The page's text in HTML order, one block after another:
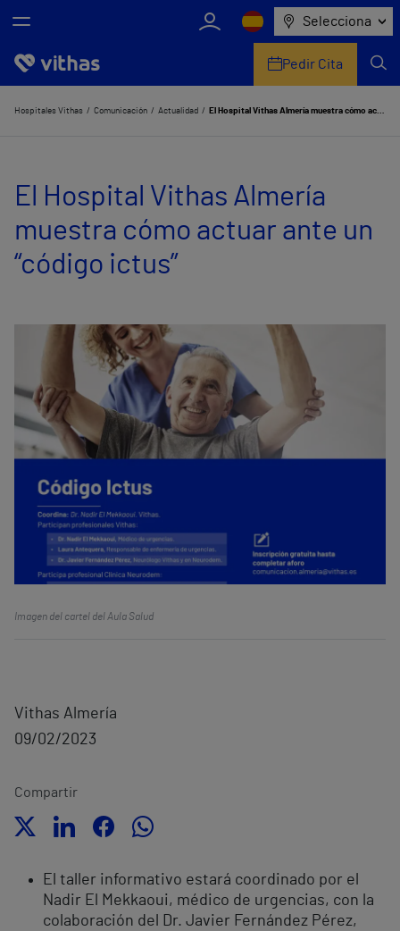
Selecciona
Nosotros
Servicios de salud
Equipo médico y asistencial
Información útil
Comunicación
Pedir Cita
Hospitales Vithas Comunicación Actualidad El Hospital Vithas Almería muestra cómo actuar ante un “código ictus”
El Hospital Vithas Almería
muestra cómo actuar ante un
“código ictus”
Imagen del cartel del Aula Salud
Vithas Almería
09/02/2023
Compartir
El taller informativo estará coordinado por el
Nadir El Mekkaoui, médico de urgencias, con la
colaboración del Dr. Javier Fernández Pérez,